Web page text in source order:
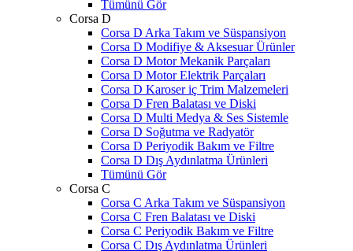
Tümünü Gör
Corsa D
Corsa D Arka Takım ve Süspansiyon
Corsa D Modifiye & Aksesuar Ürünler
Corsa D Motor Mekanik Parçaları
Corsa D Motor Elektrik Parçaları
Corsa D Karoser iç Trim Malzemeleri
Corsa D Fren Balatası ve Diski
Corsa D Multi Medya & Ses Sistemle
Corsa D Soğutma ve Radyatör
Corsa D Periyodik Bakım ve Filtre
Corsa D Dış Aydınlatma Ürünleri
Tümünü Gör
Corsa C
Corsa C Arka Takım ve Süspansiyon
Corsa C Fren Balatası ve Diski
Corsa C Periyodik Bakım ve Filtre
Corsa C Dış Aydınlatma Ürünleri